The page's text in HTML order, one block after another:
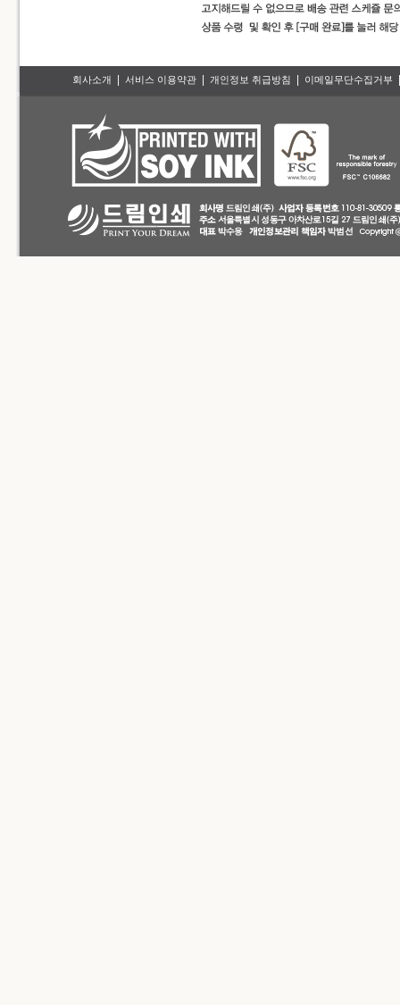
회사소개 |서비스 이용약관 |개인정보 취급방침 이메일무단수집거부